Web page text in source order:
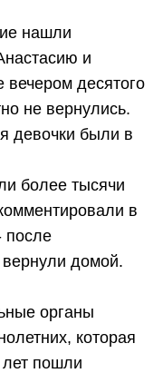
нашли
и
десятого
не вернулись.
девочки были в
более тысячи
в
после
домой.
органы
которая
лет пошли